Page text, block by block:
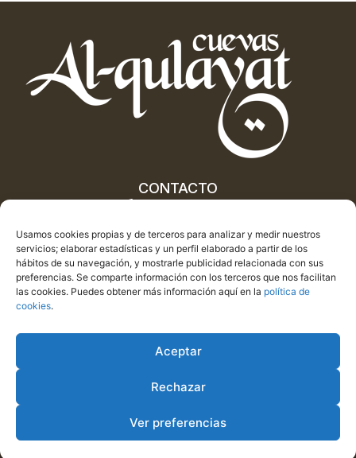
Usamos cookies propias y de terceros para analizar y medir nuestros
servicios; elaborar estadísticas y un perfil elaborado a partir de los
hábitos de su navegación, y mostrarle publicidad relacionada con sus
preferencias. Se comparte información con los terceros que nos facilitan
las cookies. Puedes obtener más información aquí en la política de
cookies.
Aceptar
Rechazar
Ver preferencias
CONTACTO
info@cuevascastillejar.com
Copyright © 2026. Cuevas Castillejar. Todos los derechos
reservados
Política de privacidadPolítica de cookies